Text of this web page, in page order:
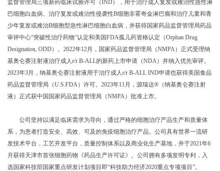
监督管理局三项新药临床试验许可（IND），用于治疗成人复发或难治性急性淋
巴细胞白血病、治疗复发或难治性侵袭性B细胞非霍奇金淋巴瘤和治疗儿童和青
少年复发或难治B细胞型急性淋巴细胞白血病，并获得国家药品监督管理局药品
审评中心“突破性治疗药物”认定和美国FDA孤儿药资格认定（Orphan Drug
Designation, ODD）。 2022年12月，国家药品监督管理局（NMPA）正式受理纳
基奥仑赛注射液治疗成人r/r B-ALL的新药上市申请（NDA）并纳入优先审评。
2023年3月，纳基奥仑赛注射液用于治疗成人r/r B-ALL IND申请也获得美国食品
药品监督管理局（U.S.FDA）许可。 2023年11 月，源瑞达® （纳基奥仑赛注射
液）正式获中国国家药品监督管理局（NMPA）批准上市。
公司坚持以满足临床需求为导向，通过严格的细胞治疗产品生产和质量体
系，为患者打造安全、高效、可及的免疫细胞治疗产品。公司具有世界一流研
发技术平台，工艺开发平台，质量控制体系以及商业化生产基地，并于2021年6
月获得天津市首张细胞药物《药品生产许可证》。公司拥有多项发明专利，入
选国家科技部国家重点研发计划项目即“科技助力经济2020重点专项项目”。